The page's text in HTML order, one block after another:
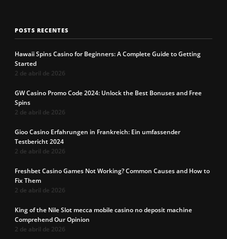
POSTS RECENTES
Hawaii Spins Casino for Beginners: A Complete Guide to Getting
Started
2 de abril de 2026
GW Casino Promo Code 2024: Unlock the Best Bonuses and Free
Spins
2 de abril de 2026
Gioo Casino Erfahrungen in Frankreich: Ein umfassender
Testbericht 2024
2 de abril de 2026
Freshbet Casino Games Not Working? Common Causes and How to
Fix Them
2 de abril de 2026
King of the Nile Slot mecca mobile casino no deposit machine
Comprehend Our Opinion
2 de abril de 2026